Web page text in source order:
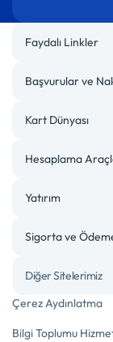
Faydalı Linkler
Başvurular ve
Kart Dünyası
Hesaplama
Yatırım
Sigorta ve
Diğer Sitelerimiz
Çerez Aydınlatma
Bilgi Toplumu